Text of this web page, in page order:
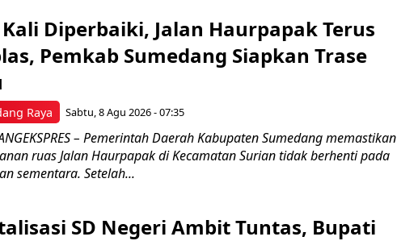
Raya
Diperbaiki, Jalan Haurpapak Terus
Pemkab Sumedang Siapkan Trase
Sabtu, 8 Agu 2026 - 07:35
– Pemerintah Daerah Kabupaten Sumedang memastikan
ruas Jalan Haurpapak di Kecamatan Surian tidak berhenti pada
sementara. Setelah...
SD Negeri Ambit Tuntas, Bupati